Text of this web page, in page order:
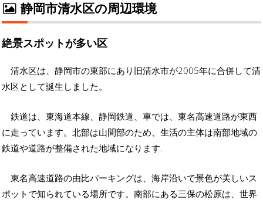
静岡市清水区の周辺環境
絶景スポットが多い区
清水区は、静岡市の東部にあり旧清水市が2005年に合併して清
水区として誕生しました。
鉄道は、東海道本線、静岡鉄道、車では、東名高速道路が東西
に走っています。北部は山間部のため、生活の主体は南部地域の
鉄道や道路が整備された地域になります.
東名高速道路の由比パーキングは、海岸沿いで景色が美しいス
ポットで知られている場所です。南部にある三保の松原は、世界